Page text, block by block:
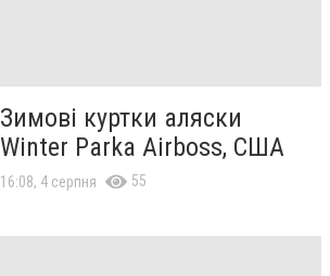
Зимові куртки аляски
Winter Parka Airboss, США
16:08, 4 серпня 55